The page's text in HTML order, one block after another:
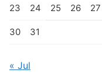
23 24 25 26 27
30 31
« Jul